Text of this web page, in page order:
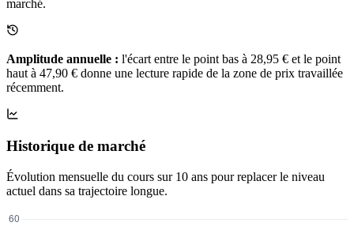
marché.
Amplitude annuelle : l'écart entre le point bas à 28,95 € et le point
haut à 47,90 € donne une lecture rapide de la zone de prix travaillée
récemment.
Historique de marché
Évolution mensuelle du cours sur 10 ans pour replacer le niveau
actuel dans sa trajectoire longue.